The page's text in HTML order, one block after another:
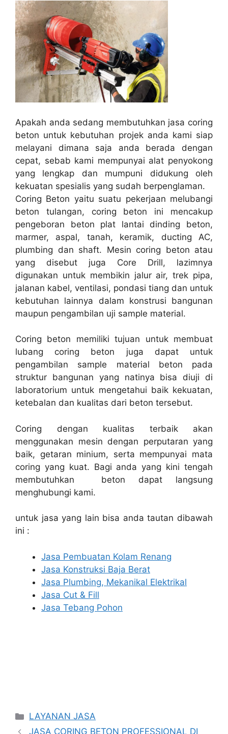
Apakah anda sedang membutuhkan jasa coring
beton untuk kebutuhan projek anda kami siap
melayani dimana saja anda berada dengan
cepat, sebab kami mempunyai alat penyokong
yang lengkap dan mumpuni didukung oleh
kekuatan spesialis yang sudah berpenglaman.
Coring Beton yaitu suatu pekerjaan melubangi
beton tulangan, coring beton ini mencakup
pengeboran beton plat lantai dinding beton,
marmer, aspal, tanah, keramik, ducting AC,
plumbing dan shaft. Mesin coring beton atau
yang disebut juga Core Drill, lazimnya
digunakan untuk membikin jalur air, trek pipa,
jalanan kabel, ventilasi, pondasi tiang dan untuk
kebutuhan lainnya dalam konstrusi bangunan
maupun pengambilan uji sample material.
Coring beton memiliki tujuan untuk membuat
lubang coring beton juga dapat untuk
pengambilan sample material beton pada
struktur bangunan yang natinya bisa diuji di
laboratorium untuk mengetahui baik kekuatan,
ketebalan dan kualitas dari beton tersebut.
Coring dengan kualitas terbaik akan
menggunakan mesin dengan perputaran yang
baik, getaran minium, serta mempunyai mata
coring yang kuat. Bagi anda yang kini tengah
membutuhkan beton dapat langsung
menghubungi kami.
untuk jasa yang lain bisa anda tautan dibawah
ini :
Jasa Pembuatan Kolam Renang
Jasa Konstruksi Baja Berat
Jasa Plumbing, Mekanikal Elektrikal
Jasa Cut & Fill
Jasa Tebang Pohon
Categories
LAYANAN JASA
JASA CORING BETON PROFESSIONAL DI